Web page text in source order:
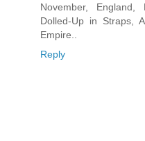
November, England,
Dolled-Up in Straps,
Empire..
Reply